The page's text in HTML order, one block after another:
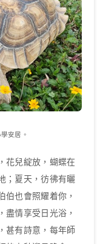
安居。
花兒綻放，蝴蝶在
；夏天，彷彿有曬
伯也會照耀着你，
盡情享受日光浴，
甚有詩意，每年師